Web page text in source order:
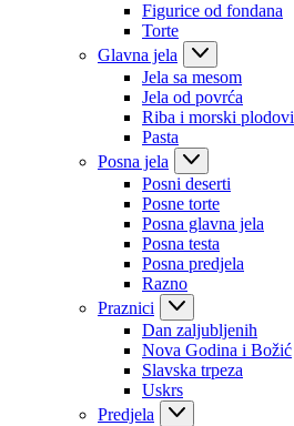
Figurice od fondana
Torte
Glavna jela
Jela sa mesom
Jela od povrća
Riba i morski plodovi
Pasta
Posna jela
Posni deserti
Posne torte
Posna glavna jela
Posna testa
Posna predjela
Razno
Praznici
Dan zaljubljenih
Nova Godina i Božić
Slavska trpeza
Uskrs
Predjela